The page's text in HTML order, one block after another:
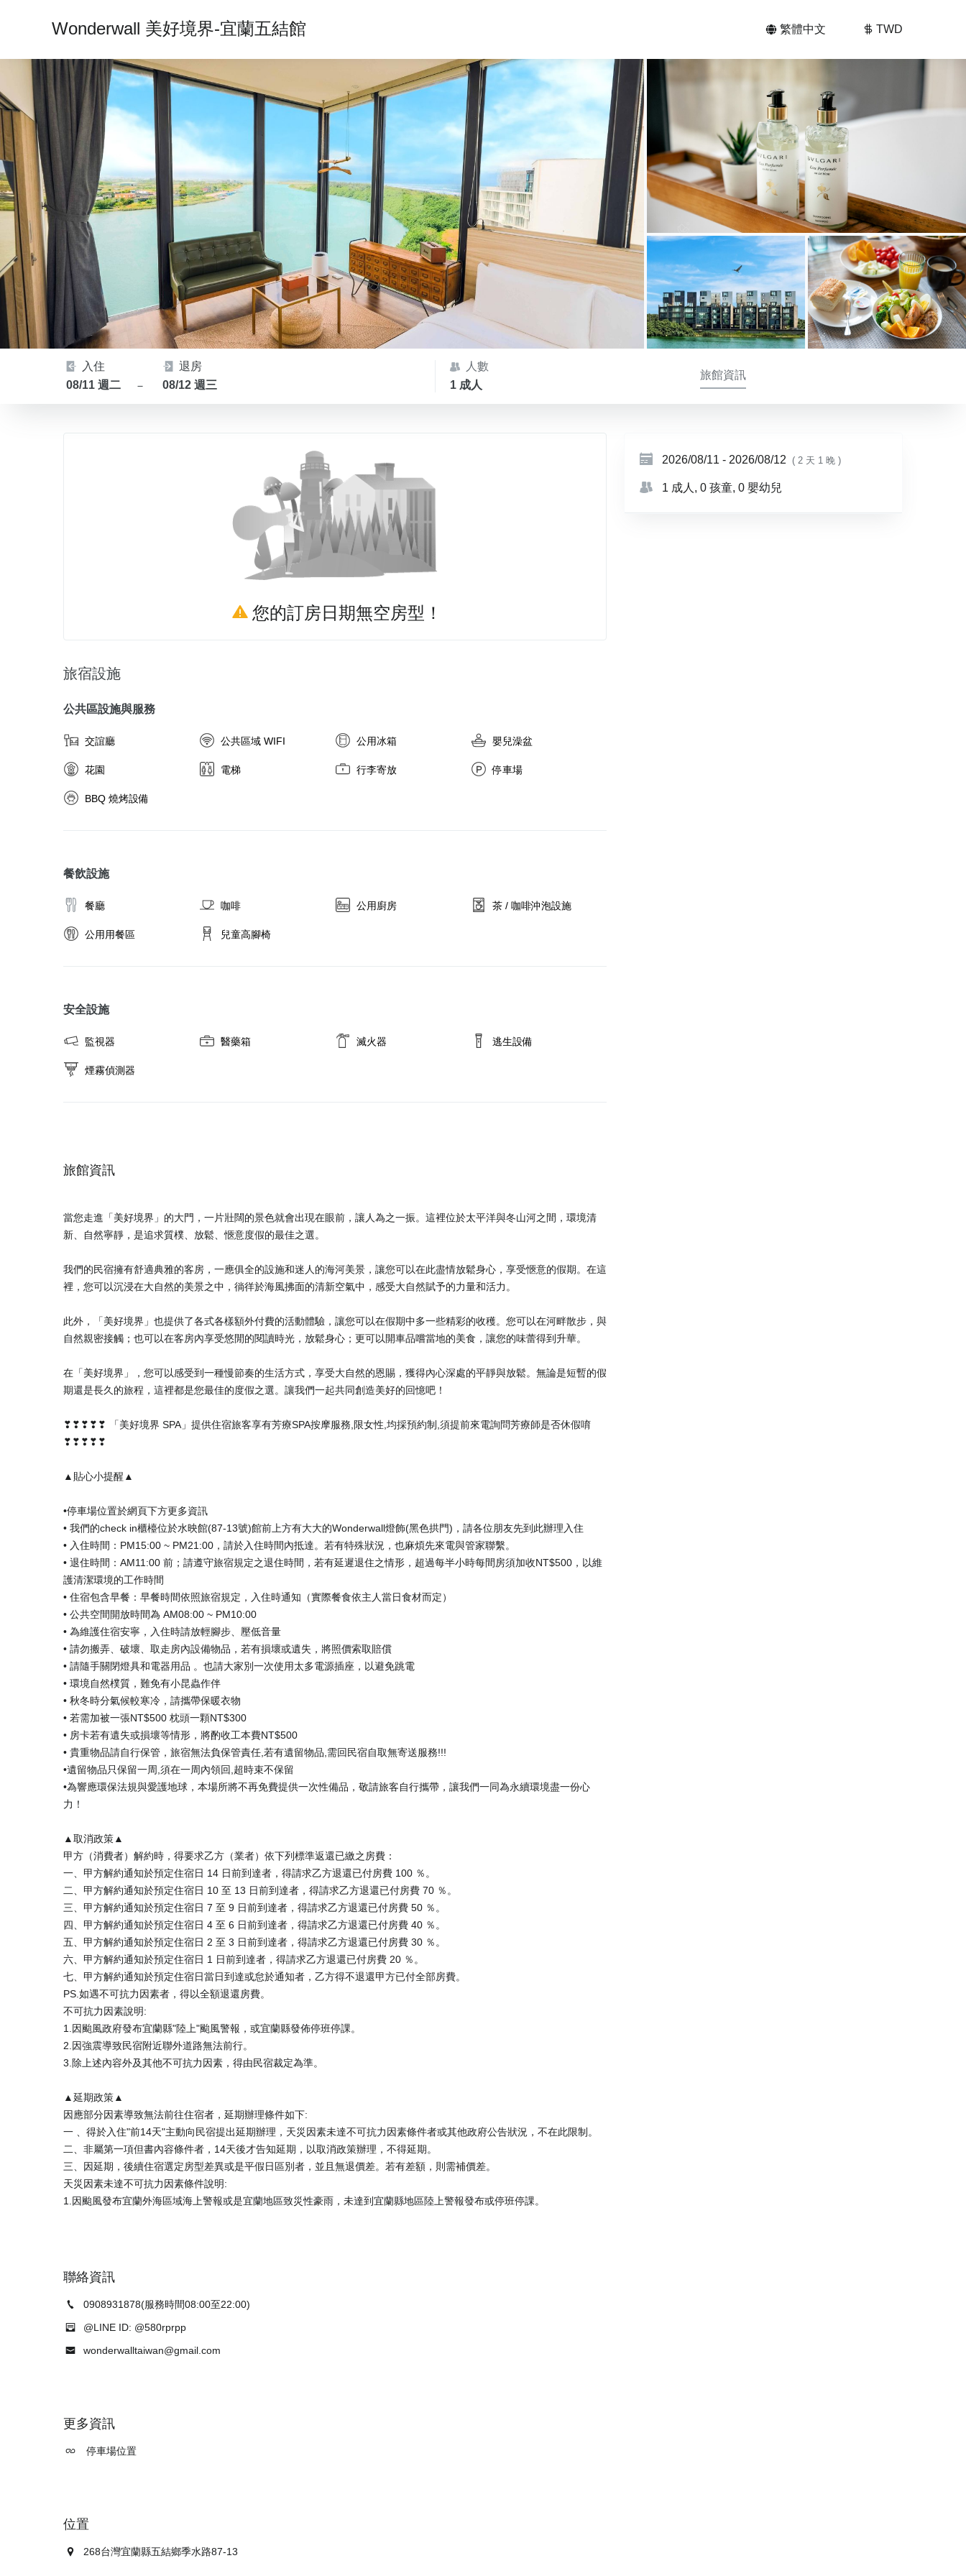
Wonderwall 美好境界-宜蘭五結館 繁體中文 TWD
入住
08/11 週二
－
退房
08/12 週三
人數
1 成人
旅館資訊
您的訂房日期無空房型！
旅宿設施
公共區設施與服務
交誼廳 公共區域 WIFI 公用冰箱 嬰兒澡盆
花園 電梯 行李寄放 停車場
BBQ 燒烤設備
餐飲設施
餐廳 咖啡 公用廚房 茶 / 咖啡沖泡設施
公用用餐區 兒童高腳椅
安全設施
監視器 醫藥箱 滅火器 逃生設備
煙霧偵測器
旅館資訊
當您走進「美好境界」的大門，一片壯闊的景色就會出現在眼前，讓人為之一振。這裡位於太平洋與冬山河之間，環境清
新、自然寧靜，是追求質樸、放鬆、愜意度假的最佳之選。
我們的民宿擁有舒適典雅的客房，一應俱全的設施和迷人的海河美景，讓您可以在此盡情放鬆身心，享受愜意的假期。在這
裡，您可以沉浸在大自然的美景之中，徜徉於海風拂面的清新空氣中，感受大自然賦予的力量和活力。
此外，「美好境界」也提供了各式各樣額外付費的活動體驗，讓您可以在假期中多一些精彩的收穫。您可以在河畔散步，與
自然親密接觸；也可以在客房內享受悠閒的閱讀時光，放鬆身心；更可以開車品嚐當地的美食，讓您的味蕾得到升華。
在「美好境界」，您可以感受到一種慢節奏的生活方式，享受大自然的恩賜，獲得內心深處的平靜與放鬆。無論是短暫的假
期還是長久的旅程，這裡都是您最佳的度假之選。讓我們一起共同創造美好的回憶吧！
❣❣❣❣❣ 「美好境界 SPA」提供住宿旅客享有芳療SPA按摩服務,限女性,均採預約制,須提前來電詢問芳療師是否休假唷
❣❣❣❣❣
▲貼心小提醒▲
•停車場位置於網頁下方更多資訊
• 我們的check in櫃檯位於水映館(87-13號)館前上方有大大的Wonderwall燈飾(黑色拱門)，請各位朋友先到此辦理入住
• 入住時間：PM15:00 ~ PM21:00，請於入住時間內抵達。若有特殊狀況，也麻煩先來電與管家聯繫。
• 退住時間：AM11:00 前；請遵守旅宿規定之退住時間，若有延遲退住之情形，超過每半小時每間房須加收NT$500，以維
護清潔環境的工作時間
• 住宿包含早餐：早餐時間依照旅宿規定，入住時通知（實際餐食依主人當日食材而定）
• 公共空間開放時間為 AM08:00 ~ PM10:00
• 為維護住宿安寧，入住時請放輕腳步、壓低音量
• 請勿搬弄、破壞、取走房內設備物品，若有損壞或遺失，將照價索取賠償
• 請隨手關閉燈具和電器用品 。也請大家別一次使用太多電源插座，以避免跳電
• 環境自然樸質，難免有小昆蟲作伴
• 秋冬時分氣候較寒冷，請攜帶保暖衣物
• 若需加被一張NT$500 枕頭一顆NT$300
• 房卡若有遺失或損壞等情形，將酌收工本費NT$500
• 貴重物品請自行保管，旅宿無法負保管責任,若有遺留物品,需回民宿自取無寄送服務!!!
•遺留物品只保留一周,須在一周內領回,超時束不保留
•為響應環保法規與愛護地球，本場所將不再免費提供一次性備品，敬請旅客自行攜帶，讓我們一同為永續環境盡一份心
力！
▲取消政策▲
甲方（消費者）解約時，得要求乙方（業者）依下列標準返還已繳之房費：
一、甲方解約通知於預定住宿日 14 日前到達者，得請求乙方退還已付房費 100 ％。
二、甲方解約通知於預定住宿日 10 至 13 日前到達者，得請求乙方退還已付房費 70 ％。
三、甲方解約通知於預定住宿日 7 至 9 日前到達者，得請求乙方退還已付房費 50 ％。
四、甲方解約通知於預定住宿日 4 至 6 日前到達者，得請求乙方退還已付房費 40 ％。
五、甲方解約通知於預定住宿日 2 至 3 日前到達者，得請求乙方退還已付房費 30 ％。
六、甲方解約通知於預定住宿日 1 日前到達者，得請求乙方退還已付房費 20 ％。
七、甲方解約通知於預定住宿日當日到達或怠於通知者，乙方得不退還甲方已付全部房費。
PS.如遇不可抗力因素者，得以全額退還房費。
不可抗力因素說明:
1.因颱風政府發布宜蘭縣"陸上"颱風警報，或宜蘭縣發佈停班停課。
2.因強震導致民宿附近聯外道路無法前行。
3.除上述內容外及其他不可抗力因素，得由民宿裁定為準。
▲延期政策▲
因應部分因素導致無法前往住宿者，延期辦理條件如下:
一 、得於入住"前14天"主動向民宿提出延期辦理，天災因素未達不可抗力因素條件者或其他政府公告狀況，不在此限制。
二、非屬第一項但書內容條件者，14天後才告知延期，以取消政策辦理，不得延期。
三、因延期，後續住宿選定房型差異或是平假日區別者，並且無退價差。若有差額，則需補價差。
天災因素未達不可抗力因素條件說明:
聯絡資訊
0908931878(服務時間08:00至22:00)
@LINE ID: @580rprpp
wonderwalltaiwan@gmail.com
更多資訊
停車場位置
位置
268台灣宜蘭縣五結鄉季水路87-13
2026/08/11 - 2026/08/12 ( 2 天 1 晚 )
1 成人 , 0 孩童, 0 嬰幼兒